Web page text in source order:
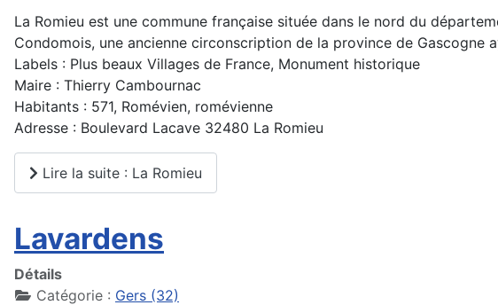
La Romieu est une commune française située dans le nord du
Condomois, une ancienne circonscription de la province de Gascogne
Labels : Plus beaux Villages de France, Monument historique
Maire : Thierry Cambournac
Habitants : 571, Romévien, romévienne
Adresse : Boulevard Lacave 32480 La Romieu
Lire la suite : La Romieu
Lavardens
Détails
Catégorie : Gers (32)